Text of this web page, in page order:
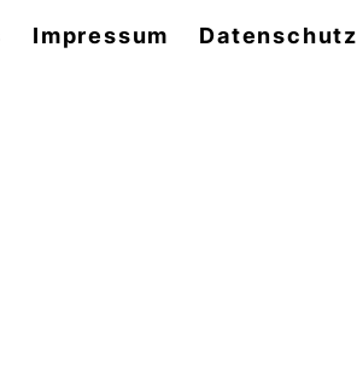
Impressum Datenschutz